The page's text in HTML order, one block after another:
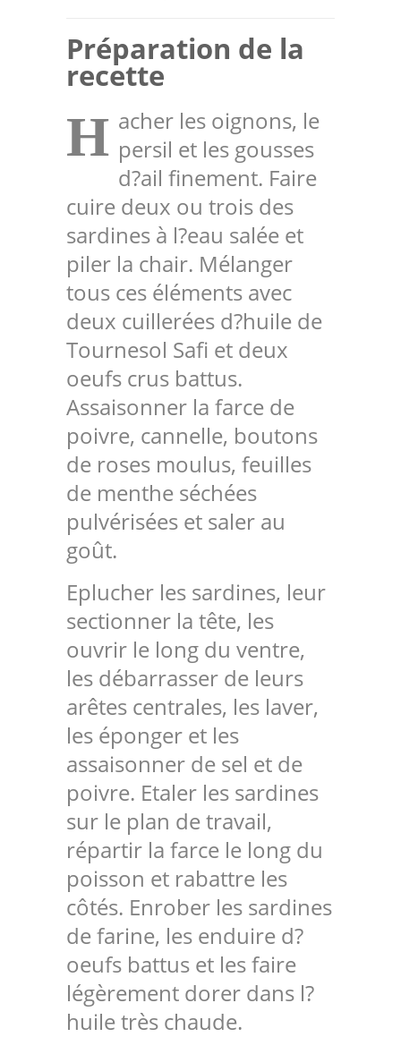
Préparation de la
recette
H acher les oignons, le
persil et les gousses
d?ail finement. Faire
cuire deux ou trois des
sardines à l?eau salée et
piler la chair. Mélanger
tous ces éléments avec
deux cuillerées d?huile de
Tournesol Safi et deux
oeufs crus battus.
Assaisonner la farce de
poivre, cannelle, boutons
de roses moulus, feuilles
de menthe séchées
pulvérisées et saler au
goût.
Eplucher les sardines, leur
sectionner la tête, les
ouvrir le long du ventre,
les débarrasser de leurs
arêtes centrales, les laver,
les éponger et les
assaisonner de sel et de
poivre. Etaler les sardines
sur le plan de travail,
répartir la farce le long du
poisson et rabattre les
côtés. Enrober les sardines
de farine, les enduire d?
oeufs battus et les faire
légèrement dorer dans l?
huile très chaude.